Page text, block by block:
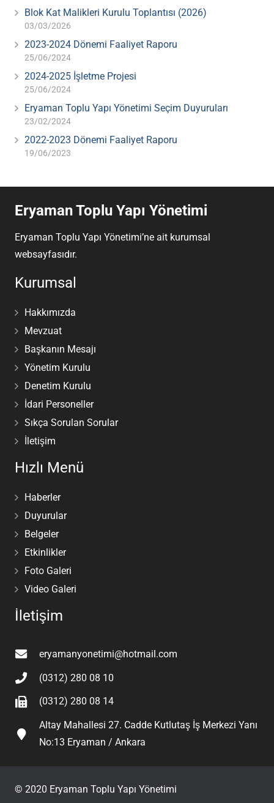
Blok Kat Malikleri Kurulu Toplantısı (2026)
03/03/2026
2023-2024 Dönemi Faaliyet Raporu
25/06/2024
2024-2025 İşletme Projesi
25/06/2024
Eryaman Toplu Yapı Yönetimi Seçim Duyuruları
23/02/2024
2022-2023 Dönemi Faaliyet Raporu
19/06/2023
Eryaman Toplu Yapı Yönetimi
Eryaman Toplu Yapı Yönetimi’ne ait kurumsal
websayfasıdır.
Kurumsal
Hakkımızda
Mevzuat
Başkanın Mesajı
Yönetim Kurulu
Denetim Kurulu
İdari Personeller
Sıkça Sorulan Sorular
İletişim
Hızlı Menü
Haberler
Duyurular
Belgeler
Etkinlikler
Foto Galeri
Video Galeri
İletişim
eryamanyonetimi@hotmail.com
(0312) 280 08 10
(0312) 280 08 14
Altay Mahallesi 27. Cadde Kutlutaş İş Merkezi Yanı
No:13 Eryaman / Ankara
© 2020 Eryaman Toplu Yapı Yönetimi